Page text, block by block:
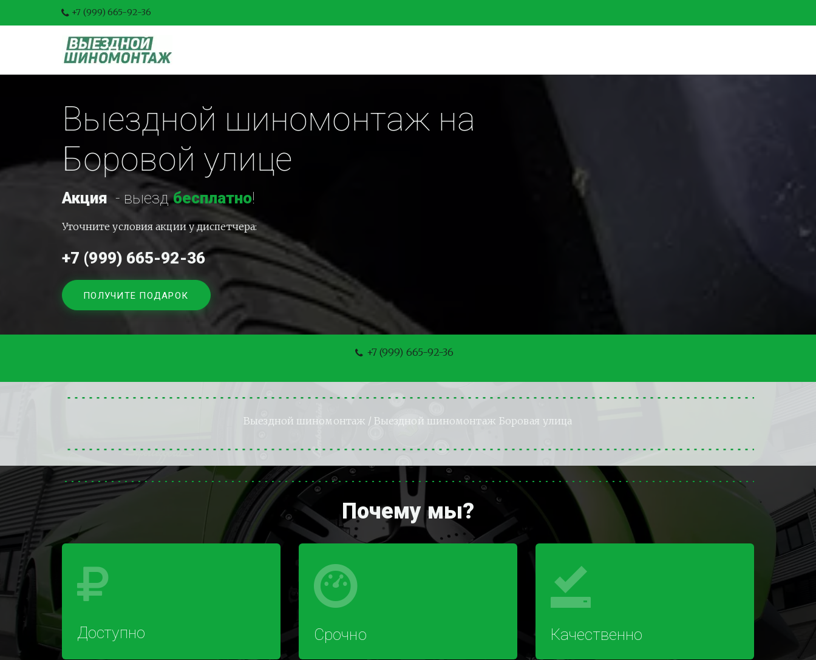
+7 (999) 665-92-36
Выездной шиномонтаж на
Боровой улице
Акция - выезд бесплатно!
Уточните условия акции у диспетчера:
+7 (999) 665-92-36
ПОЛУЧИТЕ ПОДАРОК
+7 (999) 665-92-36
Выездной шиномонтаж / Выездной шиномонтаж Боровая улица
Почему мы?
Доступно Срочно Качественно